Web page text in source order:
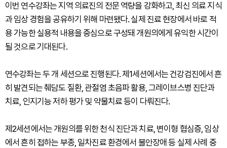
이번 연수강좌는 지역 의료진의 전문 역량을 강화하고, 최신 의료 지식
과 임상 경험을 공유하기 위해 마련됐다. 실제 진료 현장에서 바로 적
용 가능한 실용적 내용을 중심으로 구성돼 개원의에게 유익한 시간이
될 것으로 기대된다.
연수강좌는 두 개 세션으로 진행된다. 제1세션에서는 건강검진에서 흔
히 발견되는 췌담도 질환, 관절염 초음파 활용, 그레이브스병 진단과
치료, 인지기능 저하 평가 및 약물치료 등이 다뤄진다.
제2세션에서는 개원의를 위한 천식 진단과 치료, 변이형 협심증, 임상
에서 흔히 접하는 부종, 일차진료 환경에서 불안장애 등 실제 사례 중